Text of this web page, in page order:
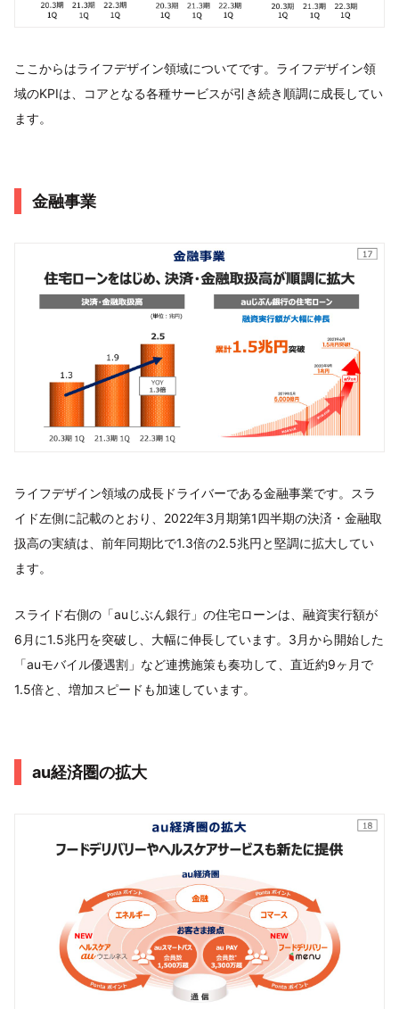
ここからはライフデザイン領域についてです。ライフデザイン領
域のKPIは、コアとなる各種サービスが引き続き順調に成長してい
ます。
金融事業
ライフデザイン領域の成長ドライバーである金融事業です。スラ
イド左側に記載のとおり、2022年3月期第1四半期の決済・金融取
扱高の実績は、前年同期比で1.3倍の2.5兆円と堅調に拡大してい
ます。
スライド右側の「auじぶん銀行」の住宅ローンは、融資実行額が
6月に1.5兆円を突破し、大幅に伸長しています。3月から開始した
「auモバイル優遇割」など連携施策も奏功して、直近約9ヶ月で
1.5倍と、増加スピードも加速しています。
au経済圏の拡大